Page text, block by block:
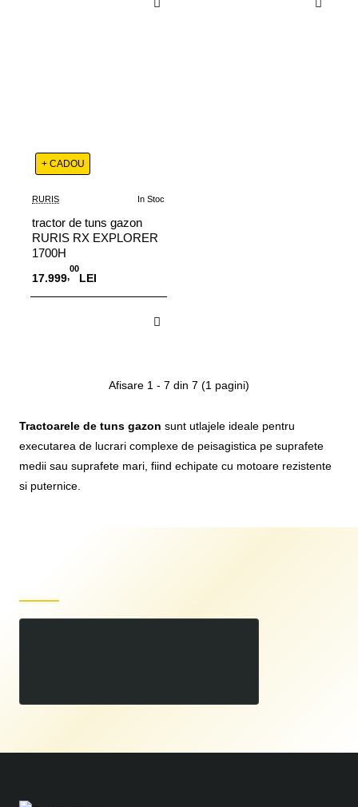
Tractoarele de tuns gazon sunt utlajele ideale pentru
executarea de lucrari complexe de peisagistica pe suprafete
medii sau suprafete mari, fiind echipate cu motoare rezistente
si puternice.
+ CADOU
RURIS In Stoc
tractor de tuns gazon
RURIS RX EXPLORER
1700H
17.999,
00
LEI
Afisare 1 - 7 din 7 (1 pagini)